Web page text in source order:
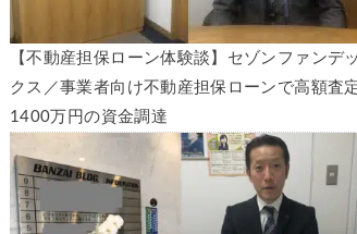
【不動産担保ローン体験談】セゾンファンデッ
クス／事業者向け不動産担保ローンで高額査
1400万円の資金調達